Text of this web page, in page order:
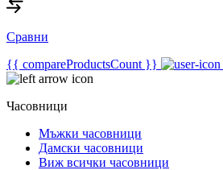
Сравни
{{ compareProductsCount }}
Часовници
Мъжки часовници
Дамски часовници
Виж всички часовници